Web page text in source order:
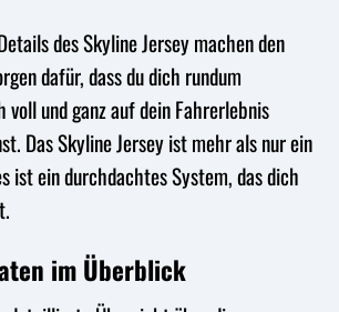
des Skyline Jersey machen den
dafür, dass du dich rundum
und ganz auf dein Fahrerlebnis
Das Skyline Jersey ist mehr als nur ein
ist ein durchdachtes System, das dich
im Überblick